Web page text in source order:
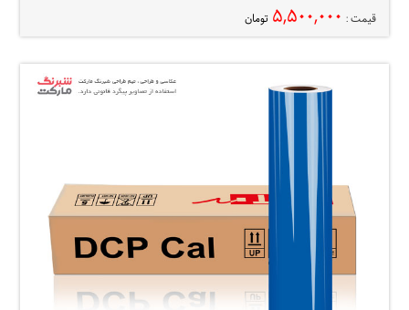
قیمت : ۵,۵۰۰,۰۰۰ تومان